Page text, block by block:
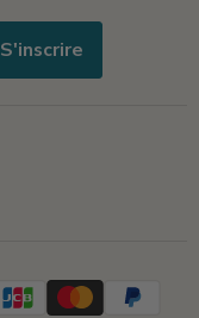
S'inscrire